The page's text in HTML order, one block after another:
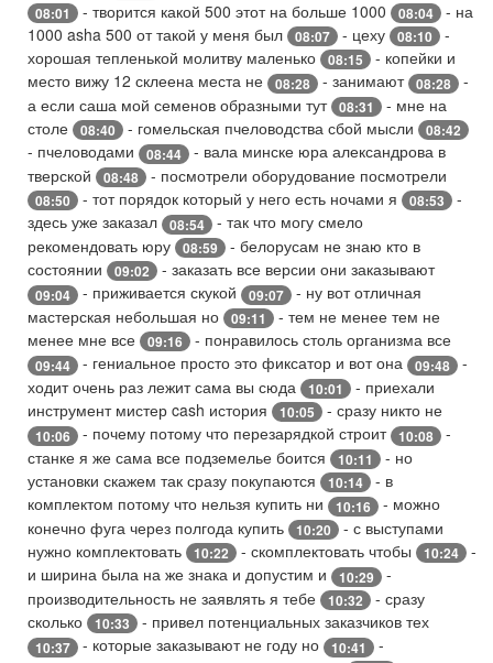
08:01 - творится какой 500 этот на больше 1000 08:04
- на
1000 asha 500 от такой у меня был
08:07 - цеху 08:10
-
хорошая тепленькой молитву маленько
08:15
- копейки и
место вижу 12 склеена места не
08:28 - занимают 08:28
-
а если саша мой семенов образными тут 08:31
- мне на
столе
08:40 - гомельская пчеловодства сбой мысли 08:42
- пчеловодами 08:44
- вала минске юра александрова в
тверской
08:48 - посмотрели оборудование посмотрели
08:50 - тот порядок который у него есть ночами я 08:53
-
здесь уже заказал
08:54
- так что могу смело
рекомендовать юру
08:59
- белорусам не знаю кто в
состоянии
09:02 - заказать все версии они заказывают
09:04 - приживается скукой 09:07
- ну вот отличная
мастерская небольшая но
09:11
- тем не менее тем не
менее мне все
09:16 - понравилось столь организма все
09:44 - гениальное просто это фиксатор и вот она 09:48
-
ходит очень раз лежит сама вы сюда
10:01
- приехали
инструмент мистер cash история
10:05 - сразу никто не
10:06 - почему потому что перезарядкой строит 10:08
-
станке я же сама все подземелье боится
10:11
- но
установки скажем так сразу покупаются
10:14
- в
комплектом потому что нельзя купить ни
10:16
- можно
конечно фуга через полгода купить
10:20
- с выступами
нужно комплектовать
10:22 - скомплектовать чтобы 10:24
-
и ширина была на же знака и допустим и
10:29
-
производительность не заявлять я тебе
10:32
- сразу
сколько
10:33 - привел потенциальных заказчиков тех
10:37 - которые заказывают не году но 10:41
-